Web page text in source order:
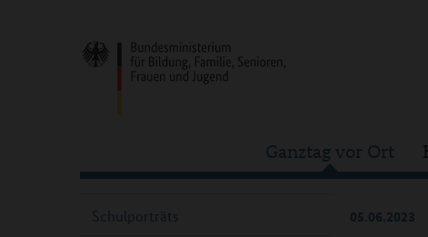
Ganztag vor Ort
05.06.2023
Schulporträts